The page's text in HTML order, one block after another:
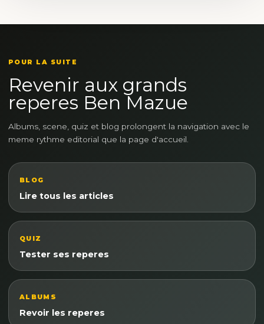
POUR LA SUITE
Revenir aux grands
reperes Ben Mazue
Albums, scene, quiz et blog prolongent la navigation avec le
meme rythme editorial que la page d'accueil.
BLOG
Lire tous les articles
QUIZ
Tester ses reperes
ALBUMS
Revoir les reperes